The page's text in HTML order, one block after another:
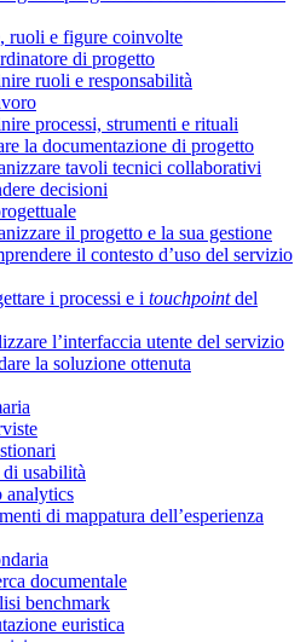
ruoli e figure coinvolte
di progetto
ruoli e responsabilità
processi, strumenti e rituali
la documentazione di progetto
tavoli tecnici collaborativi
decisioni
il progetto e la sua gestione
il contesto d’uso del servizio
i processi e i touchpointdel
l’interfaccia utente del servizio
la soluzione ottenuta
usabilità
analytics
di mappatura dell’esperienza
documentale
benchmark
euristica